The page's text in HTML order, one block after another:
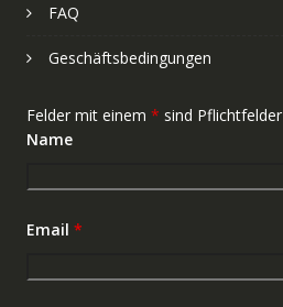
FAQ
Geschäftsbedingungen
Felder mit einem * sind Pflichtfelder
Name
Email *